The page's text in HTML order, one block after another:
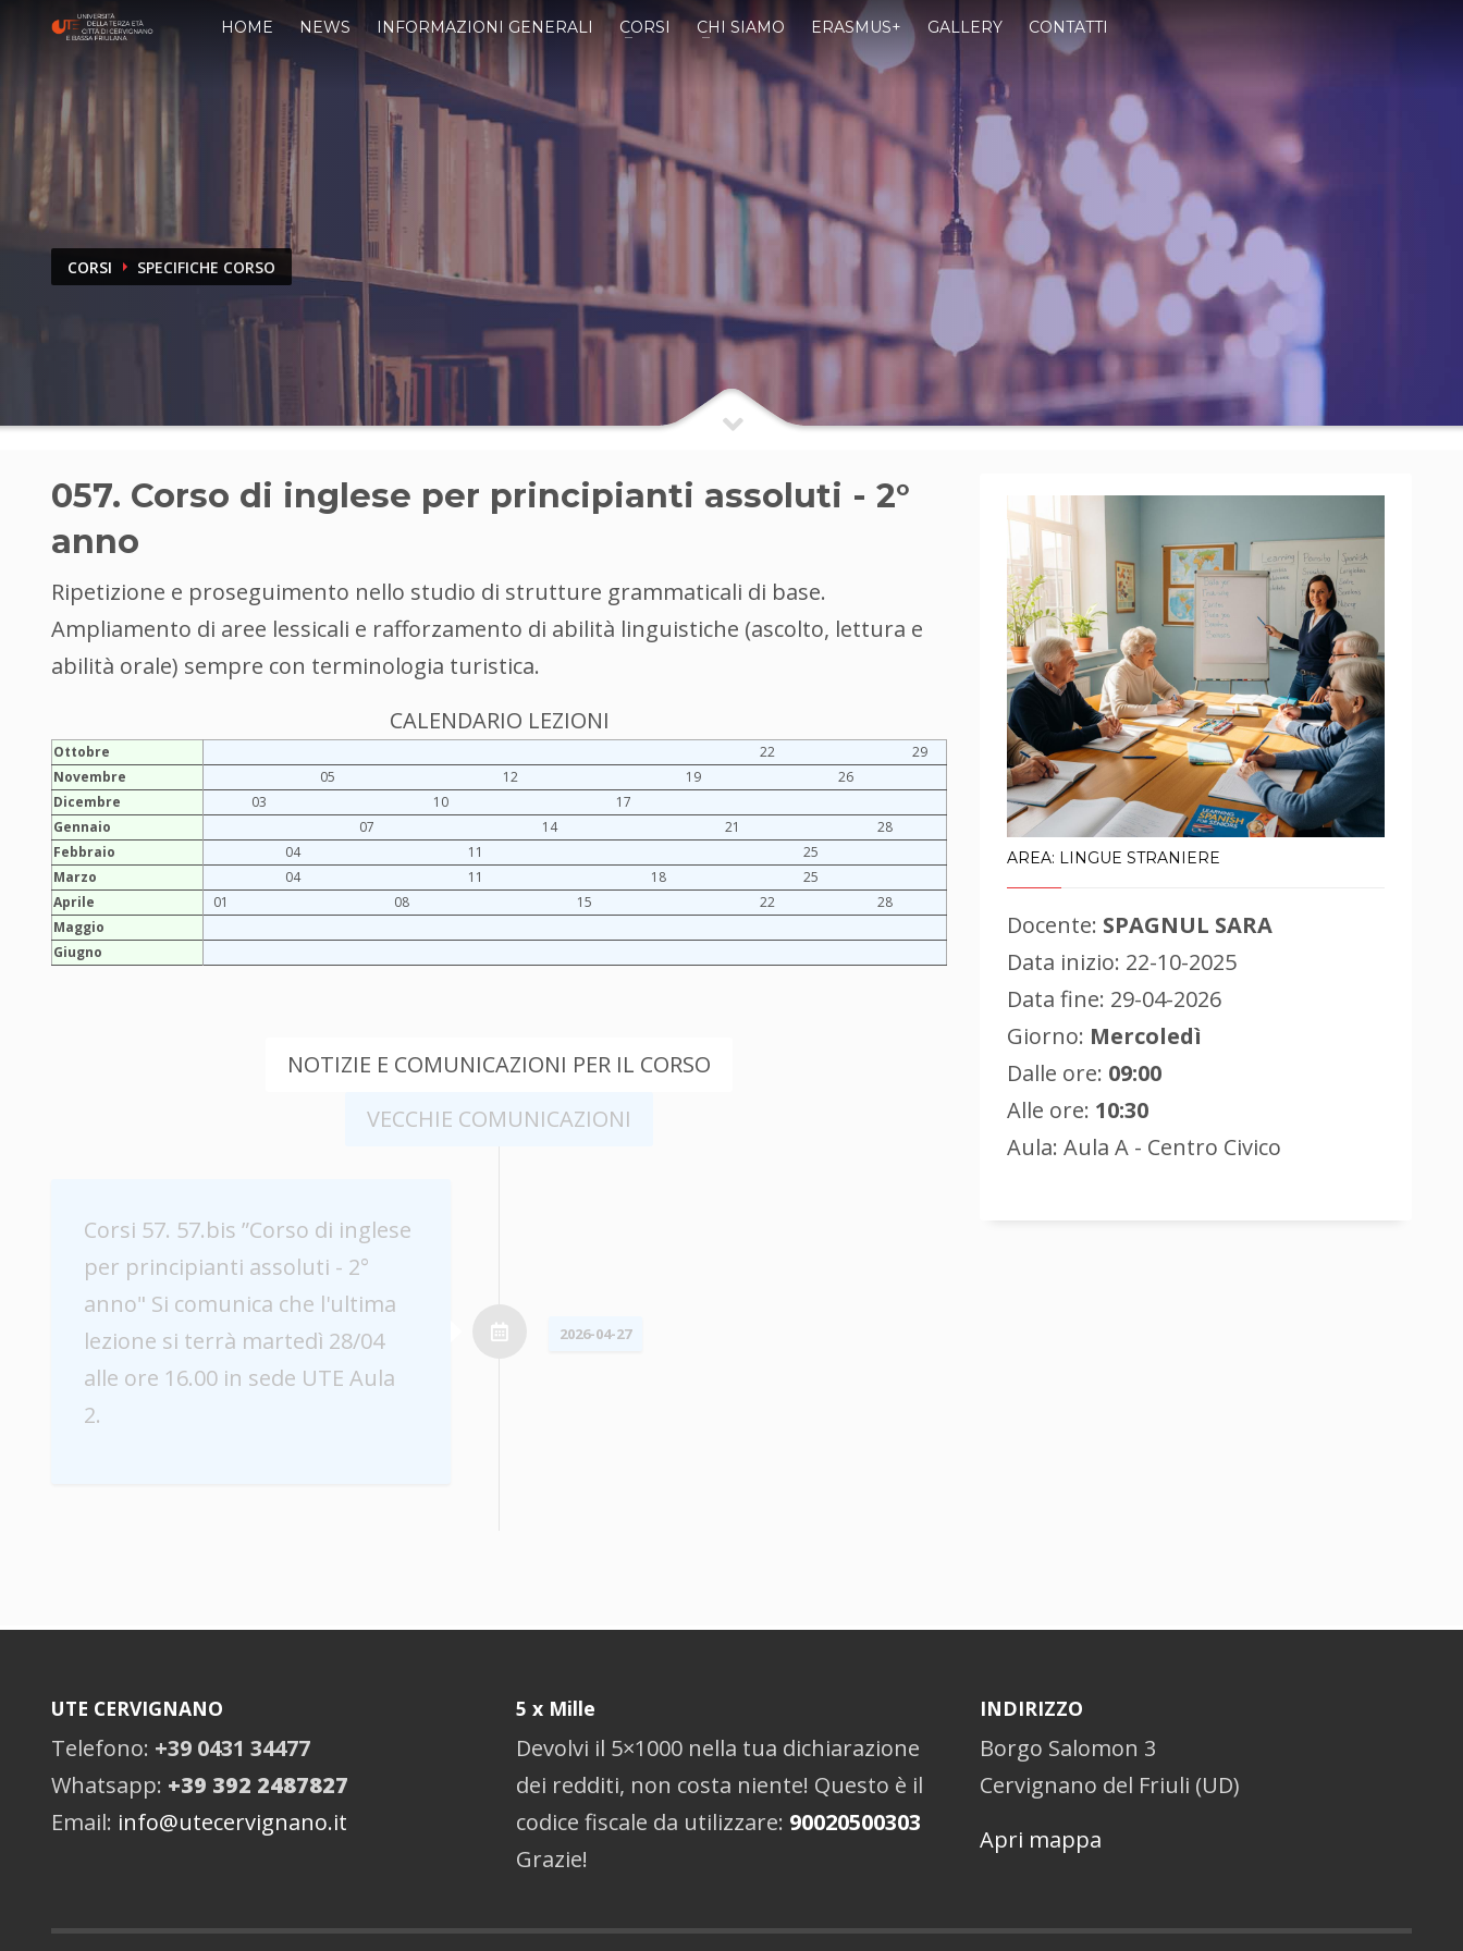
HOME NEWS INFORMAZIONI GENERALI CORSI CHI SIAMO ERASMUS+ GALLERY CONTATTI
CORSI SPECIFICHE CORSO
057. Corso di inglese per principianti assoluti - 2°
anno
Ripetizione e proseguimento nello studio di strutture grammaticali di base.
Ampliamento di aree lessicali e rafforzamento di abilità linguistiche (ascolto, lettura e
abilità orale) sempre con terminologia turistica.
CALENDARIO LEZIONI
Ottobre 22
29
Novembre
05 12 19
26
Dicembre
03 10
17
Gennaio
07 14 21
28
Febbraio
04 11
25
Marzo
04 11 18
25
Aprile
01 08 15 22
28
Maggio
Giugno
NOTIZIE E COMUNICAZIONI PER IL CORSO
VECCHIE COMUNICAZIONI
2026-04-27
Corsi 57. 57.bis ”Corso di inglese
per principianti assoluti - 2°
anno" Si comunica che l'ultima
lezione si terrà martedì 28/04
alle ore 16.00 in sede UTE Aula
2.
AREA: LINGUE STRANIERE
Docente: SPAGNUL SARA
Data inizio: 22-10-2025
Data fine: 29-04-2026
Giorno: Mercoledì
Dalle ore: 09:00
Alle ore: 10:30
Aula: Aula A - Centro Civico
UTE CERVIGNANO
Telefono: +39 0431 34477
Whatsapp: +39 392 2487827
Email: info@utecervignano.it
5 x Mille
Devolvi il 5×1000 nella tua dichiarazione
dei redditi, non costa niente! Questo è il
codice fiscale da utilizzare: 90020500303
Grazie!
INDIRIZZO
Borgo Salomon 3
Cervignano del Friuli (UD)
Apri mappa